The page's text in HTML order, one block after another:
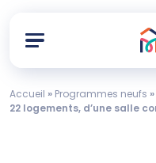
Accueil » Programmes neufs »
22 logements, d’une salle